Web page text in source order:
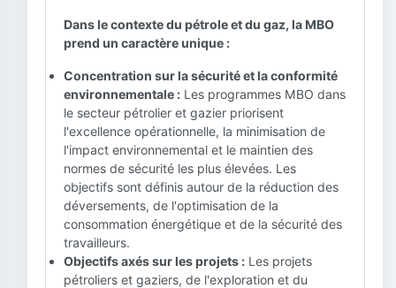
Dans le contexte du pétrole et du gaz, la MBO
prend un caractère unique :
Concentration sur la sécurité et la conformité
environnementale : Les programmes MBO dans
le secteur pétrolier et gazier priorisent
l'excellence opérationnelle, la minimisation de
l'impact environnemental et le maintien des
normes de sécurité les plus élevées. Les
objectifs sont définis autour de la réduction des
déversements, de l'optimisation de la
consommation énergétique et de la sécurité des
travailleurs.
Objectifs axés sur les projets : Les projets
pétroliers et gaziers, de l'exploration et du